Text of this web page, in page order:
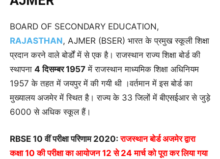
BOARD OF SECONDARY EDUCATION,
RAJASTHAN, AJMER (BSER) भारत के प्रमुख स्कूली शिक्षा
प्रदान करने वाले बोर्डों में से एक है।राजस्थान राज्य शिक्षा बोर्ड की
स्थापना 4 दिसम्बर 1957 में राजस्थान माध्यमिक शिक्षा अधिनियम
1957 के तहत में जयपुर में की गयी थी ।वर्तमान में इस बोर्ड का
मुख्यालय अजमेर में स्थित है। राज्यके 33 जिलों में बीएसईआर से जुड़े
6000 से अधिक स्कूल हैं।
RBSE 10 वीं परीक्षा परिणाम 2020: राजस्थान बोर्ड अजमेर द्वारा
कक्षा 10 की परीक्षा का आयोजन 12 से 24 मार्च कोपूरा कर लिया गया